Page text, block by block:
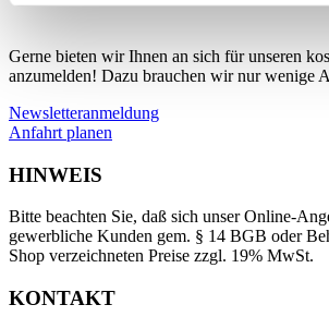
Gerne bieten wir Ihnen an sich für unseren
anzumelden! Dazu brauchen wir nur wenige
Newsletteranmeldung
Anfahrt planen
HINWEIS
Bitte beachten Sie, daß sich unser Online-
gewerbliche Kunden gem. § 14 BGB oder
Shop verzeichneten Preise zzgl. 19% MwSt.
KONTAKT